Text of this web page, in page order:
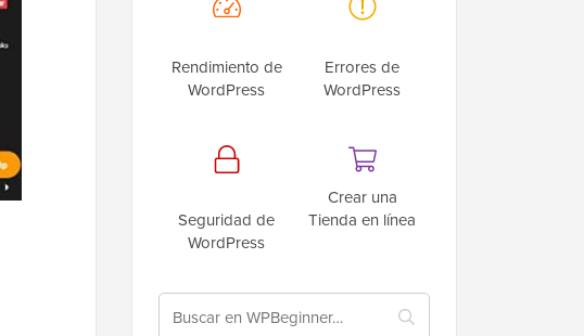
Rendimiento de
WordPress
Errores de
WordPress
Seguridad de
WordPress
Crear una
Tienda en línea